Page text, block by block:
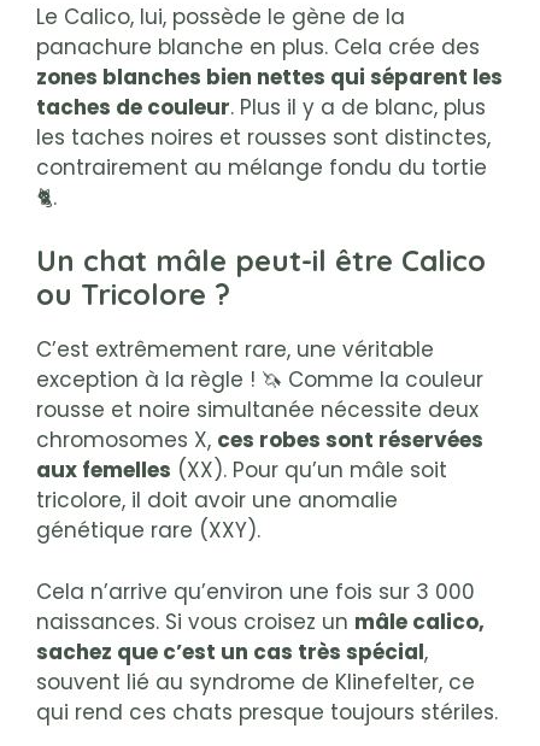
Le Calico, lui, possède le gène de la
panachure blanche en plus. Cela crée des
zones blanches bien nettes qui séparent les
taches de couleur. Plus il y a de blanc, plus
les taches noires et rousses sont distinctes,
contrairement au mélange fondu du tortie
🐈.
Un chat mâle peut-il être Calico
ou Tricolore ?
C’est extrêmement rare, une véritable
exception à la règle ! 🦄 Comme la couleur
rousse et noire simultanée nécessite deux
chromosomes X, ces robes sont réservées
aux femelles (XX). Pour qu’un mâle soit
tricolore, il doit avoir une anomalie
génétique rare (XXY).
Cela n’arrive qu’environ une fois sur 3 000
naissances. Si vous croisez un mâle calico,
sachez que c’est un cas très spécial,
souvent lié au syndrome de Klinefelter, ce
qui rend ces chats presque toujours stériles.